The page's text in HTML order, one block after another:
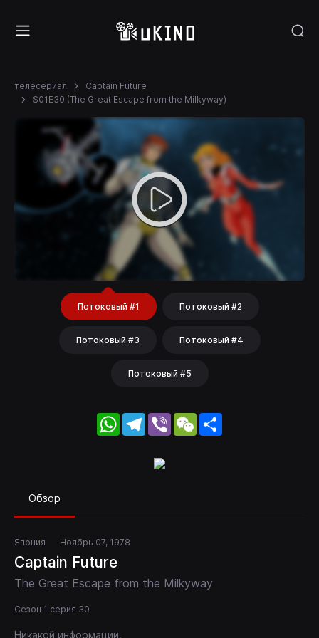
телесериал
Captain Future
S01E30 (The Great Escape from the Milkyway)
Потоковый #1 Потоковый #2
Потоковый #3 Потоковый #4
Потоковый #5
WhatsApp
Telegram
Viber WeChat
Обзор
Япония Ноябрь 07, 1978
Captain Future
The Great Escape from the Milkyway
Сезон 1 серия 30
Никакой информации.